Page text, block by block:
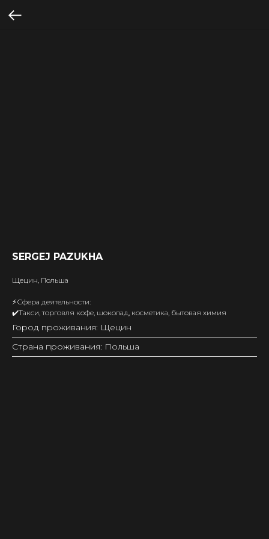
SERGEJ PAZUKHA
Щецин, Польша
⚡️Сфера деятельности:
✔️Такси, торговля кофе, шоколад, косметика, бытовая химия
Город проживания: Щецин
Страна проживания: Польша